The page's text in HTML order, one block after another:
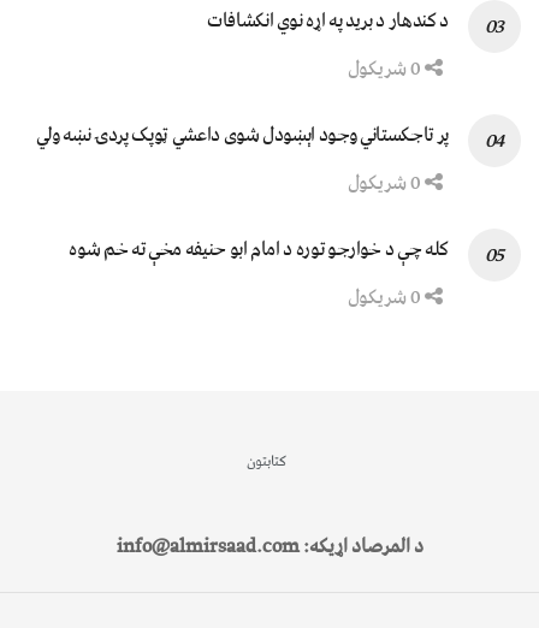
د کندهار د برید په اړه نوي انکشافات
پر تاجکستاني وجود اېښودل شوی داعشي ټوپک پردۍ نښه ولي
کله چې د خوارجو توره د امام ابو حنیفه مخې ته خم شوه
کتابتون
د المرصاد اړیکه: info@almirsaad.com